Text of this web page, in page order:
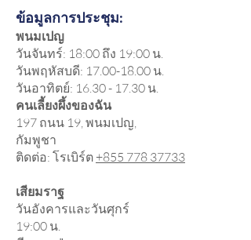
ข้อมูลการประชุม:
พนมเปญ
วันจันทร์: 18:00 ถึง 19:00 น.
วันพฤหัสบดี: 17.00-18.00 น.
วันอาทิตย์: 16.30 - 17.30 น.
คนเลี้ยงผึ้งของฉัน
197 ถนน 19, พนมเปญ,
กัมพูชา
ติดต่อ: โรเบิร์ต +855 778 37733
เสียมราฐ
วันอังคารและวันศุกร์
19:00 น.